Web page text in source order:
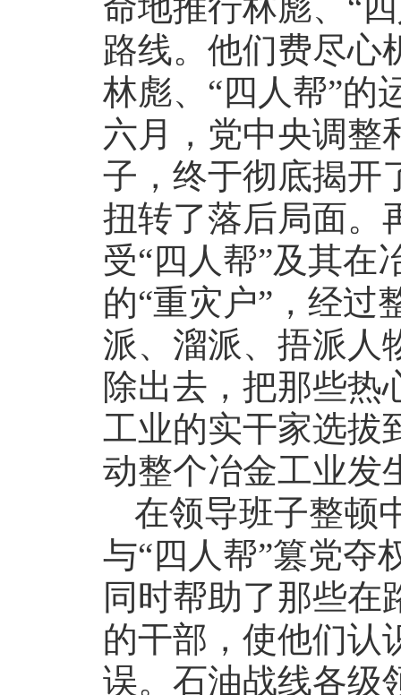
路线。他们费尽心
林彪、“四人帮”的
六月，党中央调整
子，终于彻底揭开
扭转了落后局面。
受“四人帮”及其在
的“重灾户”，经过
派、溜派、捂派人
除出去，把那些热
工业的实干家选拔
动整个冶金工业发
在领导班子整顿
与“四人帮”篡党夺
同时帮助了那些在
的干部，使他们认
误。石油战线各级